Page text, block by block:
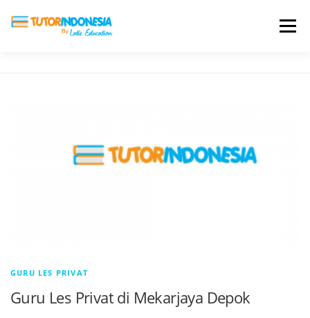
Menu
GURU LES PRIVAT
Guru Les Privat di Mekarjaya Depok